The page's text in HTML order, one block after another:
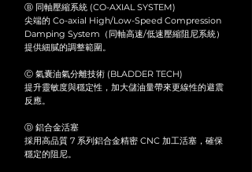
Ⓑ 同軸壓縮系統 (CO-AXIAL SYSTEM)
尖端的 Co-axial High/Low-Speed Compression
Damping System（同軸高速/低速壓縮阻尼系統）
提供細膩的調整範圍。
Ⓒ 氣囊油氣分離技術 (BLADDER TECH)
提升靈敏度與穩定性，加大儲油量帶來更線性的避震
反應。
Ⓓ 鋁合金活塞
採用高品質 7 系列鋁合金精密 CNC 加工活塞，確保
穩定的阻尼。